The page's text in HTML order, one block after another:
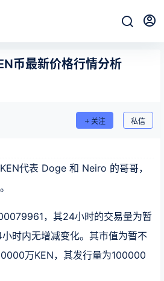
币最新价格行情分析
关注 私信
代表 Doge 和 Neiro 的哥哥，
，其24小时的交易量为暂
时内无增减变化。其市值为暂不
万KEN，其发行量为100000